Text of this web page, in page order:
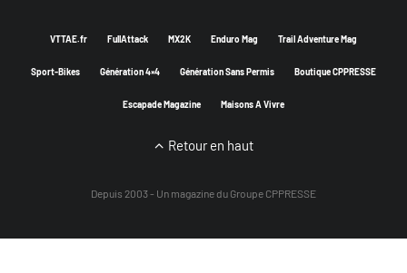
VTTAE.fr FullAttack MX2K Enduro Mag Trail Adventure Mag
Sport-Bikes Génération 4×4 Génération Sans Permis Boutique CPPRESSE
Escapade Magazine Maisons A Vivre
Retour en haut
Depuis 2003 - Un magazine du Groupe CPPRESSE